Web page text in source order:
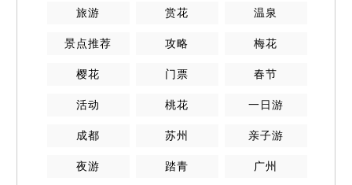
旅游 赏花 温泉
景点推荐 攻略 梅花
樱花 门票 春节
活动 桃花 一日游
成都 苏州 亲子游
夜游 踏青 广州